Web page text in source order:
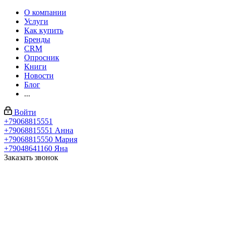
О компании
Услуги
Как купить
Бренды
CRM
Опросник
Книги
Новости
Блог
...
Войти
+79068815551
+79068815551 Анна
+79068815550 Мария
+79048641160 Яна
Заказать звонок